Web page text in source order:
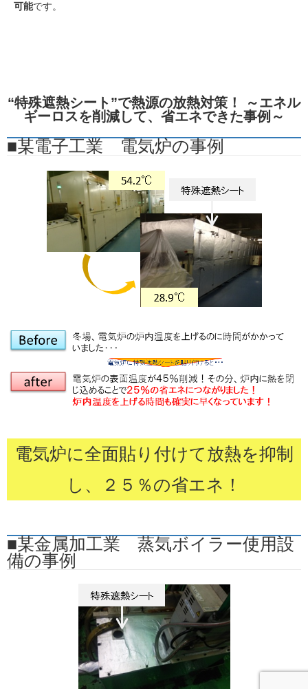
可能です。
“特殊遮熱シート”で熱源の放熱対策！ ～エネル
ギーロスを削減して、省エネできた事例～
■某電子工業 電気炉の事例
電気炉に全面貼り付けて放熱を抑制
し、２５％の省エネ！
■某金属加工業 蒸気ボイラー使用設
備の事例